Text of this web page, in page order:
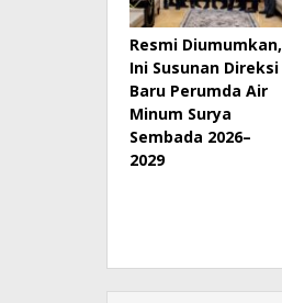
Resmi Diumumkan,
Ini Susunan Direksi
Baru Perumda Air
Minum Surya
Sembada 2026–
2029